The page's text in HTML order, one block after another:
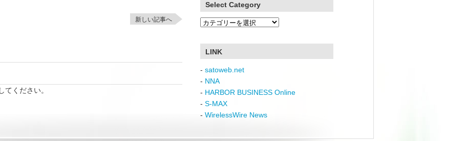
新しい記事へ
してください。
Select Category
Select
LINK
- satoweb.net
- NNA
- HARBOR BUSINESS Online
- S-MAX
- WirelessWire News